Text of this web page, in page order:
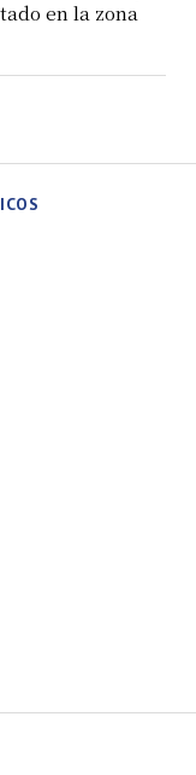
en la zona